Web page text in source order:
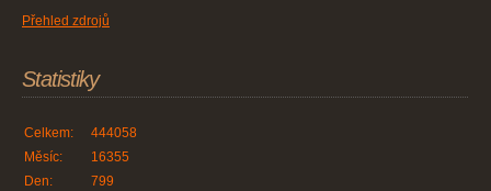
Přehled zdrojů
Statistiky
Celkem:
444058
Měsíc:
16355
Den:
799